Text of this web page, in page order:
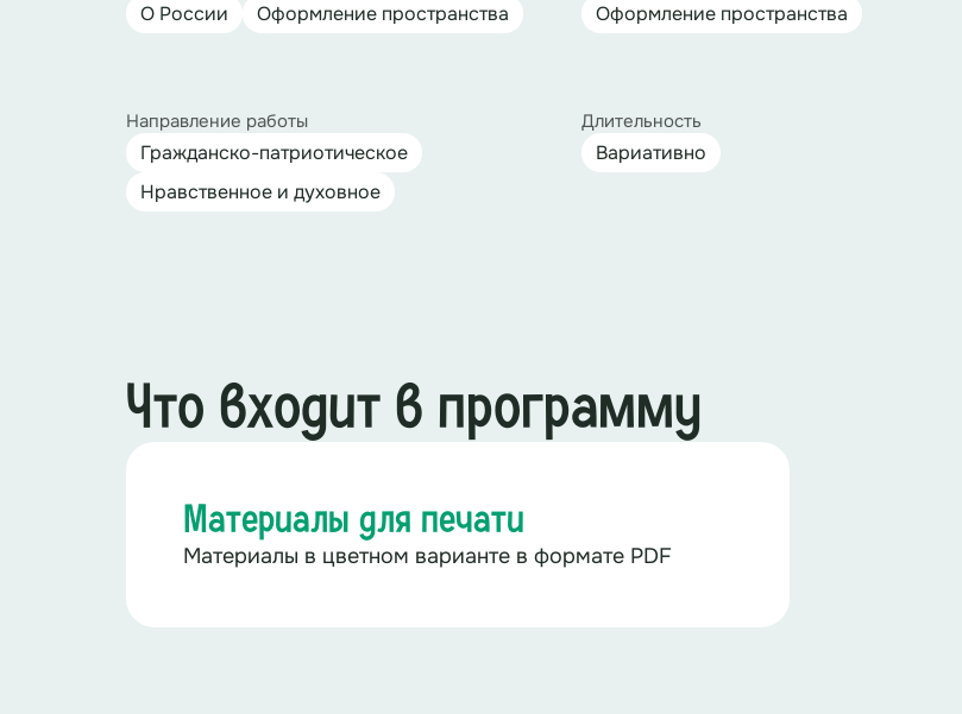
О России Оформление пространства Оформление пространства
Направление работы
Гражданско-патриотическое
Нравственное и духовное
Длительность
Вариативно
Что входит в программу
Материалы для печати
Материалы в цветном варианте в формате PDF